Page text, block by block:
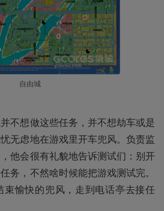
自由城
不想做这些任务，并不想劫车或是
无虑地在游戏里开车兜风。负责监
他会很有礼貌地告诉测试们：别开
务，不然啥时候能把游戏测试完。
束愉快的兜风，走到电话亭去接任